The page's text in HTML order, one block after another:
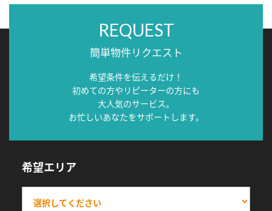
REQUEST
簡単物件リクエスト
希望条件を伝えるだけ！
初めての方やリピーターの方にも
大人気のサービス。
お忙しいあなたをサポートします。
希望エリア